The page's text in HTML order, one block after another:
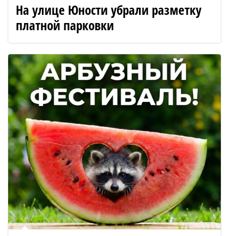
На улице Юности убрали разметку
платной парковки